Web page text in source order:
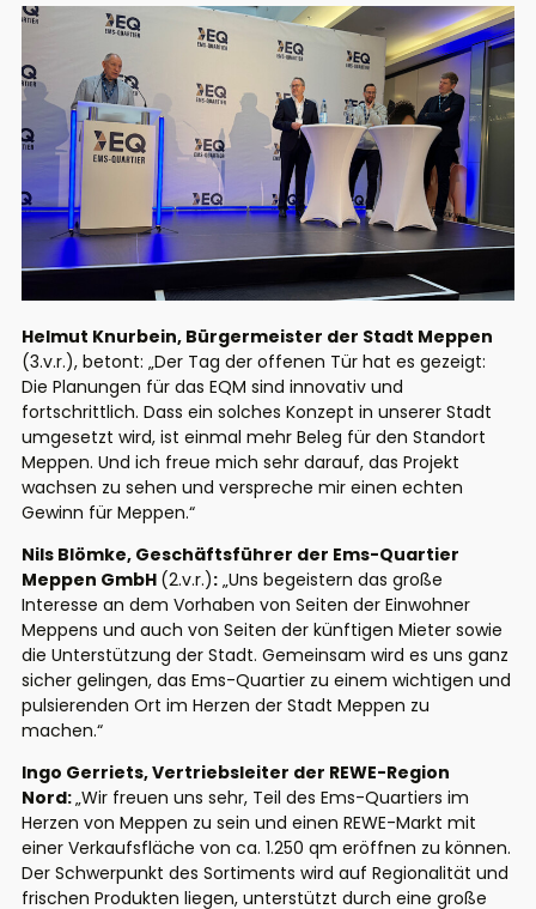
Helmut Knurbein, Bürgermeister der Stadt Meppen
(3.v.r.), betont: „Der Tag der offenen Tür hat es gezeigt:
Die Planungen für das EQM sind innovativ und
fortschrittlich. Dass ein solches Konzept in unserer Stadt
umgesetzt wird, ist einmal mehr Beleg für den Standort
Meppen. Und ich freue mich sehr darauf, das Projekt
wachsen zu sehen und verspreche mir einen echten
Gewinn für Meppen.“
Nils Blömke, Geschäftsführer der Ems-Quartier
Meppen GmbH (2.v.r.): „Uns begeistern das große
Interesse an dem Vorhaben von Seiten der Einwohner
Meppens und auch von Seiten der künftigen Mieter sowie
die Unterstützung der Stadt. Gemeinsam wird es uns ganz
sicher gelingen, das Ems-Quartier zu einem wichtigen und
pulsierenden Ort im Herzen der Stadt Meppen zu
machen.“
Ingo Gerriets, Vertriebsleiter der REWE-Region
Nord:„Wir freuen uns sehr, Teil des Ems-Quartiers im
Herzen von Meppen zu sein und einen REWE-Markt mit
einer Verkaufsfläche von ca. 1.250 qm eröffnen zu können.
Der Schwerpunkt des Sortiments wird auf Regionalität und
frischen Produkten liegen, unterstützt durch eine große